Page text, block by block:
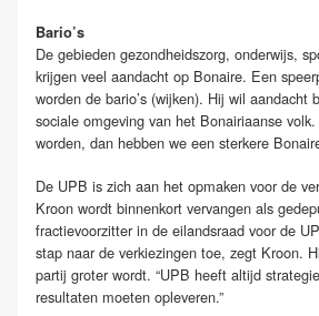
Bario’s
De gebieden gezondheidszorg, onderwijs,
krijgen veel aandacht op Bonaire. Een
worden de bario’s (wijken). Hij wil aandacht
sociale omgeving van het Bonairiaanse volk.
worden, dan hebben we een sterkere
De UPB is zich aan het opmaken voor de
Kroon wordt binnenkort vervangen als
fractievoorzitter in de eilandsraad voor de
stap naar de verkiezingen toe, zegt Kroon.
partij groter wordt. “UPB heeft altijd
resultaten moeten opleveren.”